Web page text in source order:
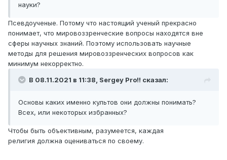
науки?
Псевдоученые. Потому что настоящий ученый прекрасно
понимает, что мировоззренческие вопросы находятся вне
сферы научных знаний. Поэтому использовать научные
методы для решения мировоззренческих вопросов как
минимум некорректно.
В 08.11.2021 в 11:38, Sergey Pro!! сказал:
Основы каких именно культов они должны понимать?
Всех, или некоторых избранных?
Чтобы быть объективным, разумеется, каждая
религия должна оцениваться по своему.